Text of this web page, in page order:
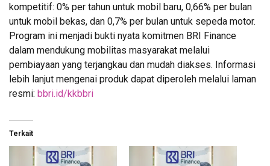
kompetitif: 0% per tahun untuk mobil baru, 0,66% per bulan
untuk mobil bekas, dan 0,7% per bulan untuk sepeda motor.
Program ini menjadi bukti nyata komitmen BRI Finance
dalam mendukung mobilitas masyarakat melalui
pembiayaan yang terjangkau dan mudah diakses. Informasi
lebih lanjut mengenai produk dapat diperoleh melalui laman
resmi: bbri.id/kkbbri
Terkait